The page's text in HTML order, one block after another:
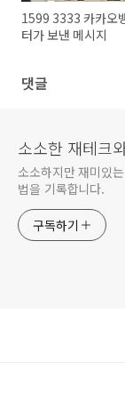
1599 3333 카카오
터가 보낸 메시지
댓글
소소한 재테크
소소하지만 재미있
법을 기록합니다.
구독하기